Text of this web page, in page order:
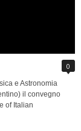
0
e Astronomia
il convegno
of Italian